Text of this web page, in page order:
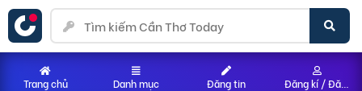
Trang chủ Danh mục Đăng tin